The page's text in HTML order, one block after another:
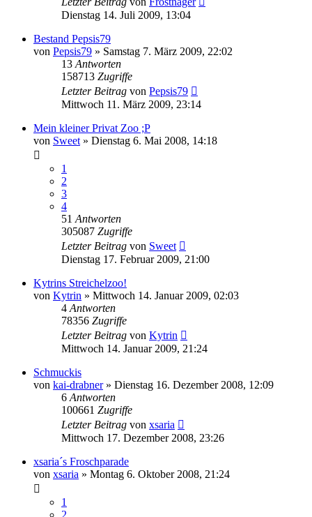
Dienstag 14. Juli 2009, 13:04
Bestand Pepsis79
von Pepsis79 » Samstag 7. März 2009, 22:02
13 Antworten
158713 Zugriffe
Letzter Beitrag von Pepsis79
Mittwoch 11. März 2009, 23:14
Mein kleiner Privat Zoo ;P
von Sweet » Dienstag 6. Mai 2008, 14:18
1
2
3
4
51 Antworten
305087 Zugriffe
Letzter Beitrag von Sweet
Dienstag 17. Februar 2009, 21:00
Kytrins Streichelzoo!
von Kytrin » Mittwoch 14. Januar 2009, 02:03
4 Antworten
78356 Zugriffe
Letzter Beitrag von Kytrin
Mittwoch 14. Januar 2009, 21:24
Schmuckis
von kai-drabner» Dienstag 16. Dezember 2008, 12:09
6 Antworten
100661 Zugriffe
Letzter Beitrag von xsaria
Mittwoch 17. Dezember 2008, 23:26
xsaria´s Froschparade
von xsaria » Montag 6. Oktober 2008, 21:24
1
2